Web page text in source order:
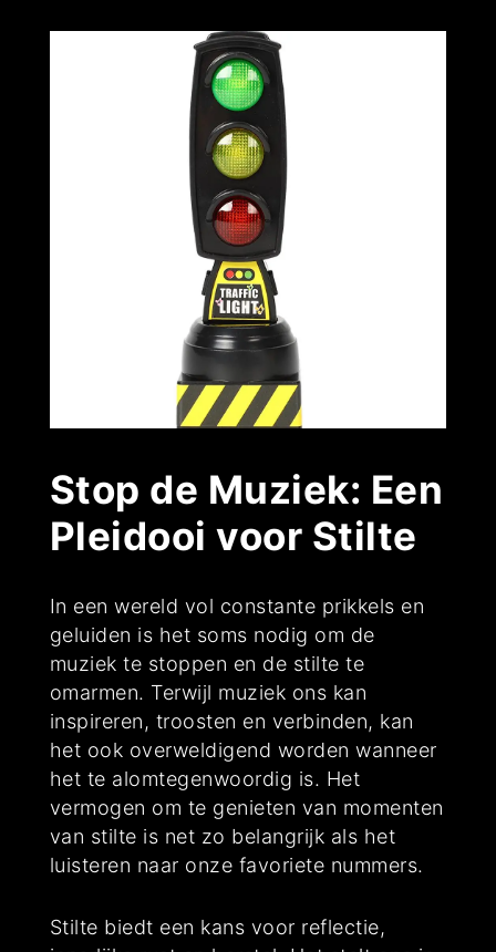
Stop de Muziek: Een
Pleidooi voor Stilte
In een wereld vol constante prikkels en
geluiden is het soms nodig om de
muziek te stoppen en de stilte te
omarmen. Terwijl muziek ons kan
inspireren, troosten en verbinden, kan
het ook overweldigend worden wanneer
het te alomtegenwoordig is. Het
vermogen om te genieten van momenten
van stilte is net zo belangrijk als het
luisteren naar onze favoriete nummers.
Stilte biedt een kans voor reflectie,